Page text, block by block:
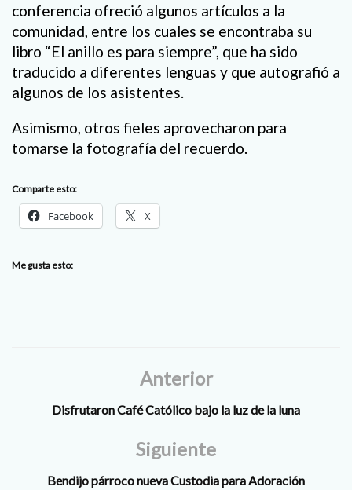
conferencia ofreció algunos artículos a la
comunidad, entre los cuales se encontraba su
libro “El anillo es para siempre”, que ha sido
traducido a diferentes lenguas y que autografió a
algunos de los asistentes.
Asimismo, otros fieles aprovecharon para
tomarse la fotografía del recuerdo.
Comparte esto:
Facebook X
Me gusta esto:
Anterior
Disfrutaron Café Católico bajo la luz de la luna
Siguiente
Bendijo párroco nueva Custodia para Adoración